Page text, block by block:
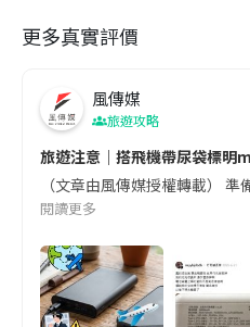
更多真實評價
風傳媒
旅遊攻略
旅遊注意｜搭飛機帶尿袋標明
（文章由風傳媒授權轉載）
閱讀更多